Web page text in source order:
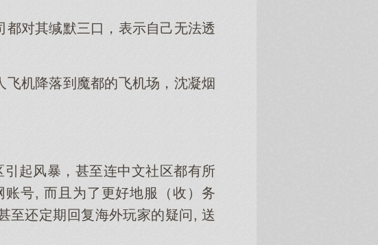
对其缄默三口，表示自己无法透
机降落到魔都的飞机场，沈凝烟
起风暴，甚至连中文社区都有所
号, 而且为了更好地服（收）务
至还定期回复海外玩家的疑问, 送